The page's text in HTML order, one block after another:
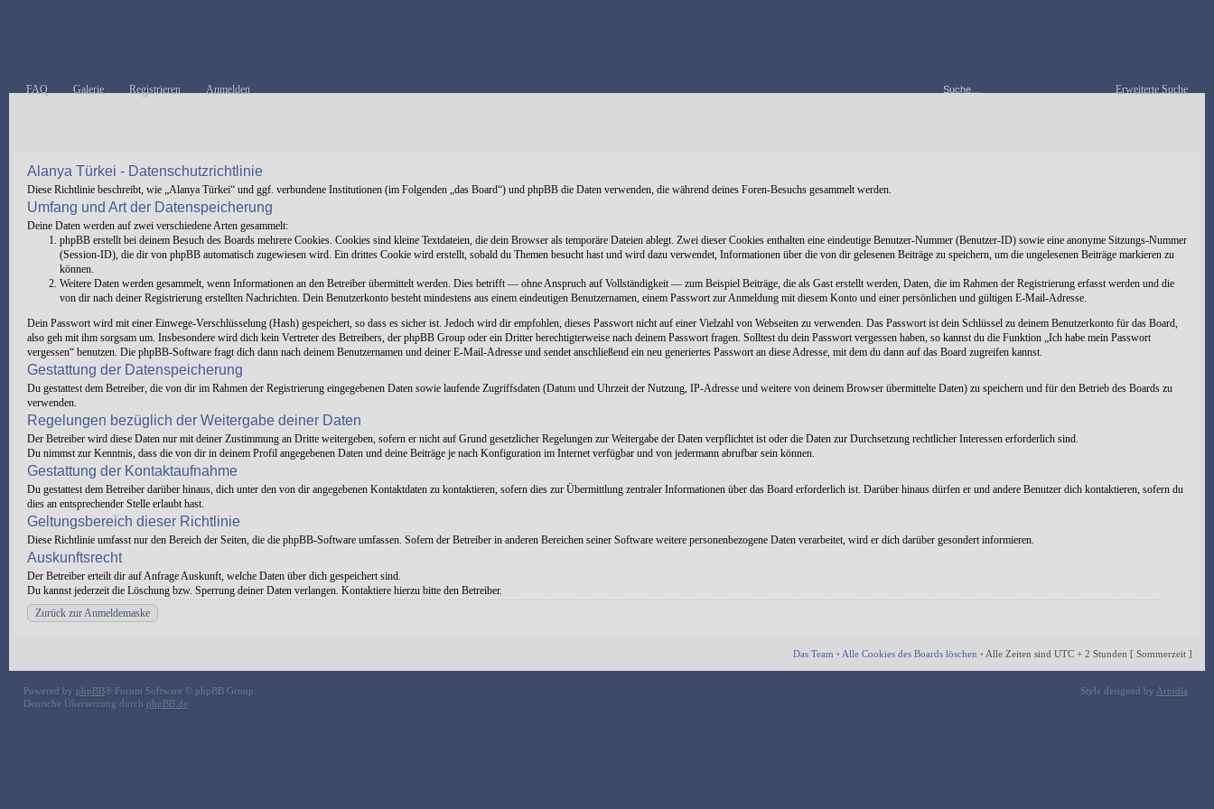
Erweiterte Suche
FAQ Galerie Registrieren Anmelden
Alanya Türkei - Datenschutzrichtlinie
Diese Richtlinie beschreibt, wie „Alanya Türkei“ und ggf. verbundene Institutionen (im Folgenden „das Board“) und phpBB die Daten verwenden, die während deines Foren-Besuchs gesammelt werden.
Umfang und Art der Datenspeicherung
Deine Daten werden auf zwei verschiedene Arten gesammelt:
phpBB erstellt bei deinem Besuch des Boards mehrere Cookies. Cookies sind kleine Textdateien, die dein Browser als temporäre Dateien ablegt. Zwei dieser Cookies enthalten eine eindeutige Benutzer-Nummer (Benutzer-ID) sowie eine anonyme Sitzungs-Nummer
(Session-ID), die dir von phpBB automatisch zugewiesen wird. Ein drittes Cookie wird erstellt, sobald du Themen besucht hast und wird dazu verwendet, Informationen über die von dir gelesenen Beiträge zu speichern, um die ungelesenen Beiträge markieren zu
können.
Weitere Daten werden gesammelt, wenn Informationen an den Betreiber übermittelt werden. Dies betrifft — ohne Anspruch auf Vollständigkeit — zum Beispiel Beiträge, die als Gast erstellt werden, Daten, die im Rahmen der Registrierung erfasst werden und die
von dir nach deiner Registrierung erstellten Nachrichten. Dein Benutzerkonto besteht mindestens aus einem eindeutigen Benutzernamen, einem Passwort zur Anmeldung mit diesem Konto und einer persönlichen und gültigen E-Mail-Adresse.
Dein Passwort wird mit einer Einwege-Verschlüsselung (Hash) gespeichert, so dass es sicher ist. Jedoch wird dir empfohlen, dieses Passwort nicht auf einer Vielzahl von Webseiten zu verwenden. Das Passwort ist dein Schlüssel zu deinem Benutzerkonto für das Board,
also geh mit ihm sorgsam um. Insbesondere wird dich kein Vertreter des Betreibers, der phpBB Group oder ein Dritter berechtigterweise nach deinem Passwort fragen. Solltest du dein Passwort vergessen haben, so kannst du die Funktion „Ich habe mein Passwort
vergessen“ benutzen. Die phpBB-Software fragt dich dann nach deinem Benutzernamen und deiner E-Mail-Adresse und sendet anschließend ein neu generiertes Passwort an diese Adresse, mit dem du dann auf das Board zugreifen kannst.
Gestattung der Datenspeicherung
Du gestattest dem Betreiber, die von dir im Rahmen der Registrierung eingegebenen Daten sowie laufende Zugriffsdaten (Datum und Uhrzeit der Nutzung, IP-Adresse und weitere von deinem Browser übermittelte Daten) zu speichern und für den Betrieb des Boards zu
verwenden.
Regelungen bezüglich der Weitergabe deiner Daten
Der Betreiber wird diese Daten nur mit deiner Zustimmung an Dritte weitergeben, sofern er nicht auf Grund gesetzlicher Regelungen zur Weitergabe der Daten verpflichtet ist oder die Daten zur Durchsetzung rechtlicher Interessen erforderlich sind.
Du nimmst zur Kenntnis, dass die von dir in deinem Profil angegebenen Daten und deine Beiträge je nach Konfiguration im Internet verfügbar und von jedermann abrufbar sein können.
Gestattung der Kontaktaufnahme
Du gestattest dem Betreiber darüber hinaus, dich unter den von dir angegebenen Kontaktdaten zu kontaktieren, sofern dies zur Übermittlung zentraler Informationen über das Board erforderlich ist. Darüber hinaus dürfen er und andere Benutzer dich kontaktieren, sofern du
dies an entsprechender Stelle erlaubt hast.
Geltungsbereich dieser Richtlinie
Diese Richtlinie umfasst nur den Bereich der Seiten, die die phpBB-Software umfassen. Sofern der Betreiber in anderen Bereichen seiner Software weitere personenbezogene Daten verarbeitet, wird er dich darüber gesondert informieren.
Auskunftsrecht
Der Betreiber erteilt dir auf Anfrage Auskunft, welche Daten über dich gespeichert sind.
Du kannst jederzeit die Löschung bzw. Sperrung deiner Daten verlangen. Kontaktiere hierzu bitte den Betreiber.
Zurück zur Anmeldemaske
Das Team • Alle Cookies des Boards löschen • Alle Zeiten sind UTC + 2 Stunden [ Sommerzeit ]
Powered by phpBB® Forum Software © phpBB Group
Deutsche Übersetzung durch phpBB.de
Style designed by Artodia